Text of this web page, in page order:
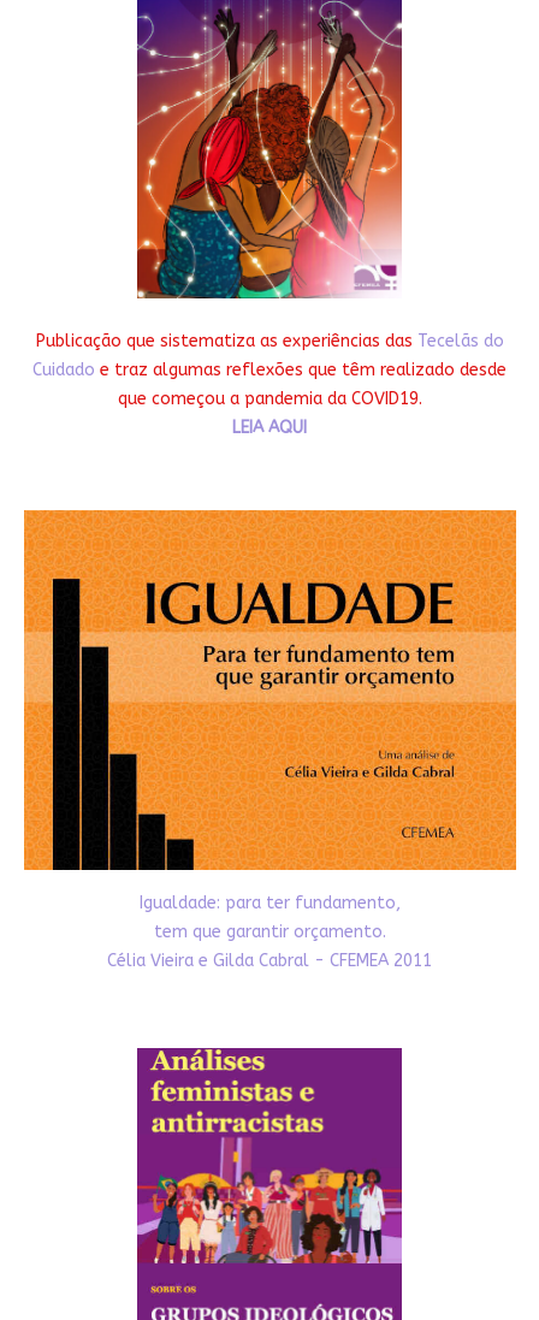
Publicação que sistematiza as experiências das Tecelãs do
Cuidado e traz algumas reflexões que têm realizado desde
que começou a pandemia da COVID19.
LEIA AQUI
Igualdade: para ter fundamento,
tem que garantir orçamento.
Célia Vieira e Gilda Cabral - CFEMEA 2011